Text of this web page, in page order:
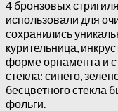
4 бронзовых
использовали для
сохранились
курительница,
форме орнамента и
стекла: синего,
бесцветного стекла
фольги.